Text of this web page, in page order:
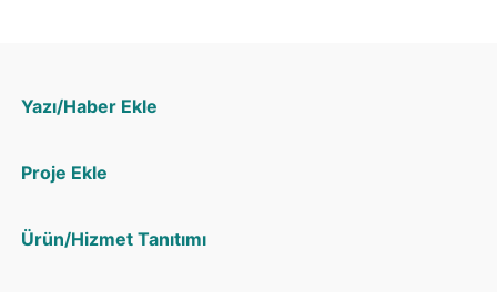
Yazı/Haber Ekle
Proje Ekle
Ürün/Hizmet Tanıtımı